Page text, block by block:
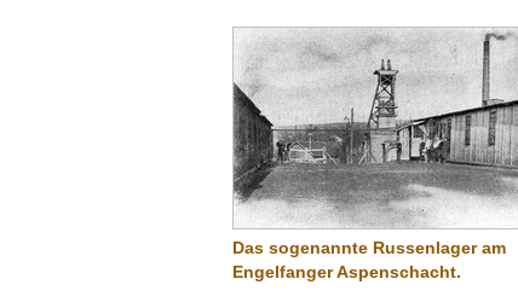
Das sogenannte Russenlager am
Engelfanger Aspenschacht.